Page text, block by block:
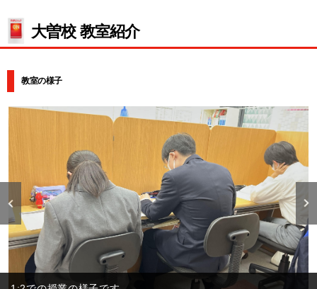
大曽校 教室紹介
教室の様子
自習室の様子です。予約は不要で授